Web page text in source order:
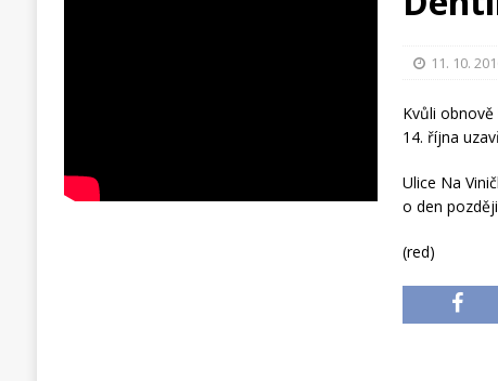
11. 10.
Kvůli
14. října
Ulice Na
o den
(red)